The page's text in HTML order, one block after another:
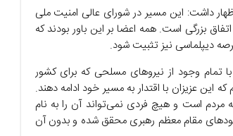
داشت: این مسیر در شورای عالی امنیت ملی
بزرگی است. همه اعضا بر این باور بودند که
دیپلماسی نیز تثبیت شود.
تمام وجود از نیروهای مسلحی که برای کشور
این عزیزان با اقتدار به مسیر خود ادامه دهند.
است و هیچ فردی نمی‌تواند آن را به نام
مقام معظم رهبری محقق شده و بدون آن